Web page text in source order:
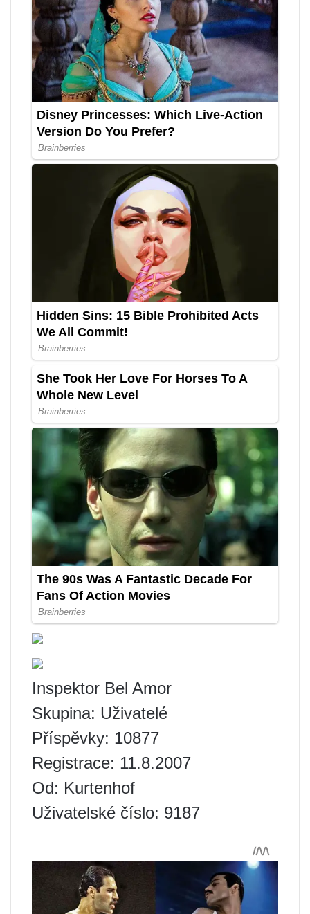
Inspektor Bel Amor
Skupina: Uživatelé
Příspěvky: 10877
Registrace: 11.8.2007
Od: Kurtenhof
Uživatelské číslo: 9187